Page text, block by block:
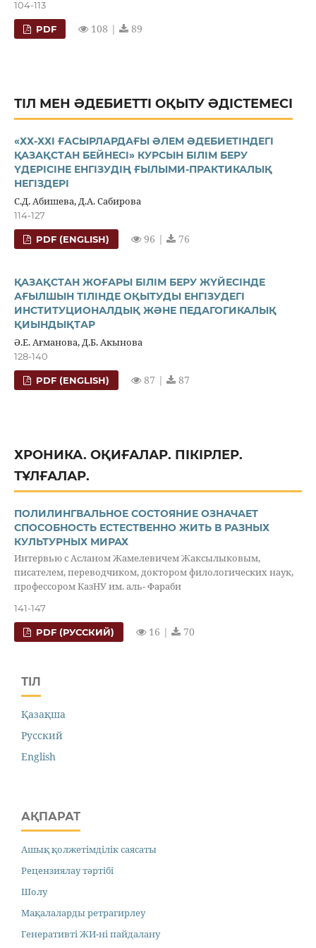
104-113
PDF 108 | 89
ТІЛ МЕН ӘДЕБИЕТТІ ОҚЫТУ ӘДІСТЕМЕСІ
«ХХ-ХХІ ҒАСЫРЛАРДАҒЫ ӘЛЕМ ӘДЕБИЕТІНДЕГІ
ҚАЗАҚСТАН БЕЙНЕСІ» КУРСЫН БІЛІМ БЕРУ
ҮДЕРІСІНЕ ЕНГІЗУДІҢ ҒЫЛЫМИ-ПРАКТИКАЛЫҚ
НЕГІЗДЕРІ
С.Д. Абишева, Д.А. Сабирова
114-127
PDF (ENGLISH) 96 | 76
ҚАЗАҚСТАН ЖОҒАРЫ БІЛІМ БЕРУ ЖҮЙЕСІНДЕ
АҒЫЛШЫН ТІЛІНДЕ ОҚЫТУДЫ ЕНГІЗУДЕГІ
ИНСТИТУЦИОНАЛДЫҚ ЖӘНЕ ПЕДАГОГИКАЛЫҚ
ҚИЫНДЫҚТАР
Ә.Е. Ағманова, Д.Б. Акынова
128-140
PDF (ENGLISH) 87 | 87
ХРОНИКА. ОҚИҒАЛАР. ПІКІРЛЕР.
ТҰЛҒАЛАР.
ПОЛИЛИНГВАЛЬНОЕ СОСТОЯНИЕ ОЗНАЧАЕТ
СПОСОБНОСТЬ ЕСТЕСТВЕННО ЖИТЬ В РАЗНЫХ
КУЛЬТУРНЫХ МИРАХ
Интервью с Асланом Жамелевичем Жаксылыковым,
писателем, переводчиком, доктором филологических наук,
профессором КазНУ им. аль- Фараби
141-147
PDF (РУССКИЙ) 16 | 70
ТІЛ
Қазақша
Русский
English
АҚПАРАТ
Ашық қолжетімділік саясаты
Рецензиялау тәртібі
Шолу
Мақалаларды ретрагирлеу
Генеративті ЖИ-ні пайдалану